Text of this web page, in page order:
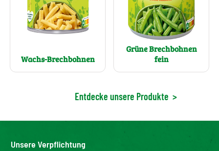
Wachs-Brechbohnen
Grüne Brechbohnen
fein
Entdecke unsere Produkte >
Unsere Verpflichtung